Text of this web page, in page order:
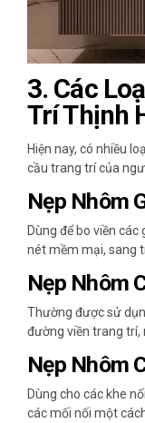
3. Các
Trí Thịnh
Hiện nay, có nhiều
cầu trang trí của
Nẹp Nhôm
Dùng để bo viền
nét mềm mại, sang
Nẹp Nhôm
Thường được sử
đường viền trang trí,
Nẹp Nhôm
Dùng cho các khe
các mối nối một